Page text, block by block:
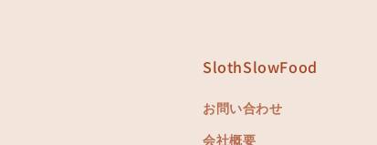
SlothSlowFood
お問い合わせ
会社概要